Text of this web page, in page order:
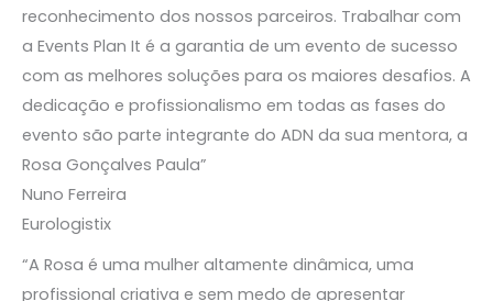
reconhecimento dos nossos parceiros. Trabalhar com
a Events Plan It é a garantia de um evento de sucesso
com as melhores soluções para os maiores desafios. A
dedicação e profissionalismo em todas as fases do
evento são parte integrante do ADN da sua mentora, a
Rosa Gonçalves Paula”
Nuno Ferreira
Eurologistix
“A Rosa é uma mulher altamente dinâmica, uma
profissional criativa e sem medo de apresentar